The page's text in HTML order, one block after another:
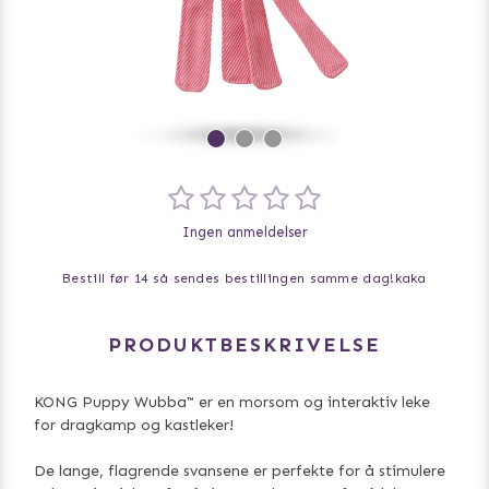
Ingen anmeldelser
Bestill før 14 så sendes bestillingen samme dag! kaka
PRODUKTBESKRIVELSE
KONG Puppy Wubba™ er en morsom og interaktiv leke
for dragkamp og kastleker!
De lange, flagrende svansene er perfekte for å stimulere